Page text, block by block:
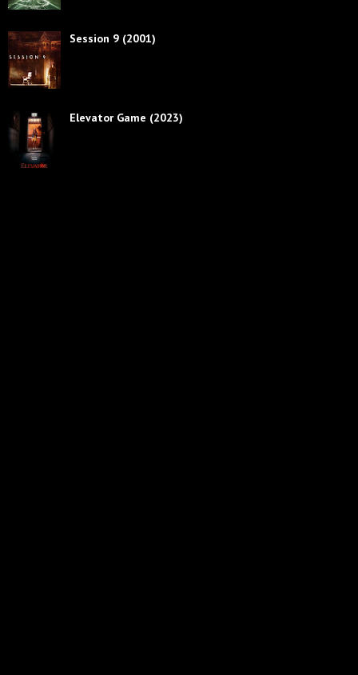
Session 9 (2001)
Elevator Game (2023)